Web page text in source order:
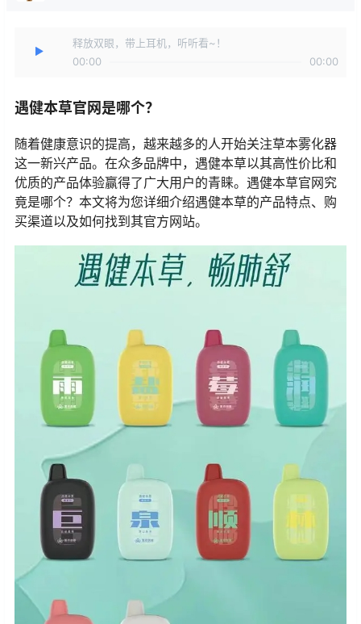
释放双眼，带上耳机，听听看~！
00:00
00:00
遇健本草官网是哪个？
随着健康意识的提高，越来越多的人开始关注草本雾化器
这一新兴产品。在众多品牌中，遇健本草以其高性价比和
优质的产品体验赢得了广大用户的青睐。遇健本草官网究
竟是哪个？本文将为您详细介绍遇健本草的产品特点、购
买渠道以及如何找到其官方网站。